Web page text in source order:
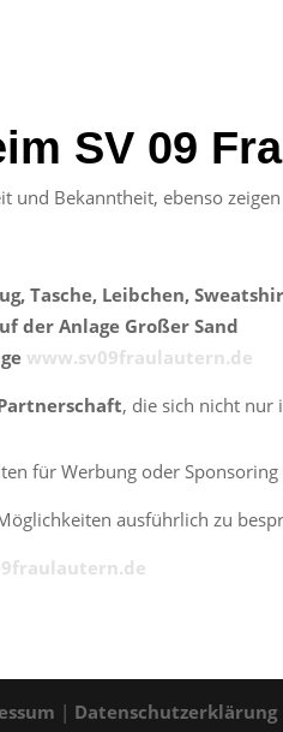
SV 09
Bekanntheit, ebenso zeigen
Tasche, Leibchen,
der Anlage Großer Sand
www.sv09fraulautern.de
, die sich nicht nur
für Werbung oder
ausführlich zu
| Datenschutzerklärung